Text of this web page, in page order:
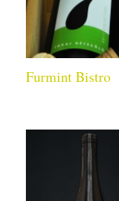
Furmint Bistro